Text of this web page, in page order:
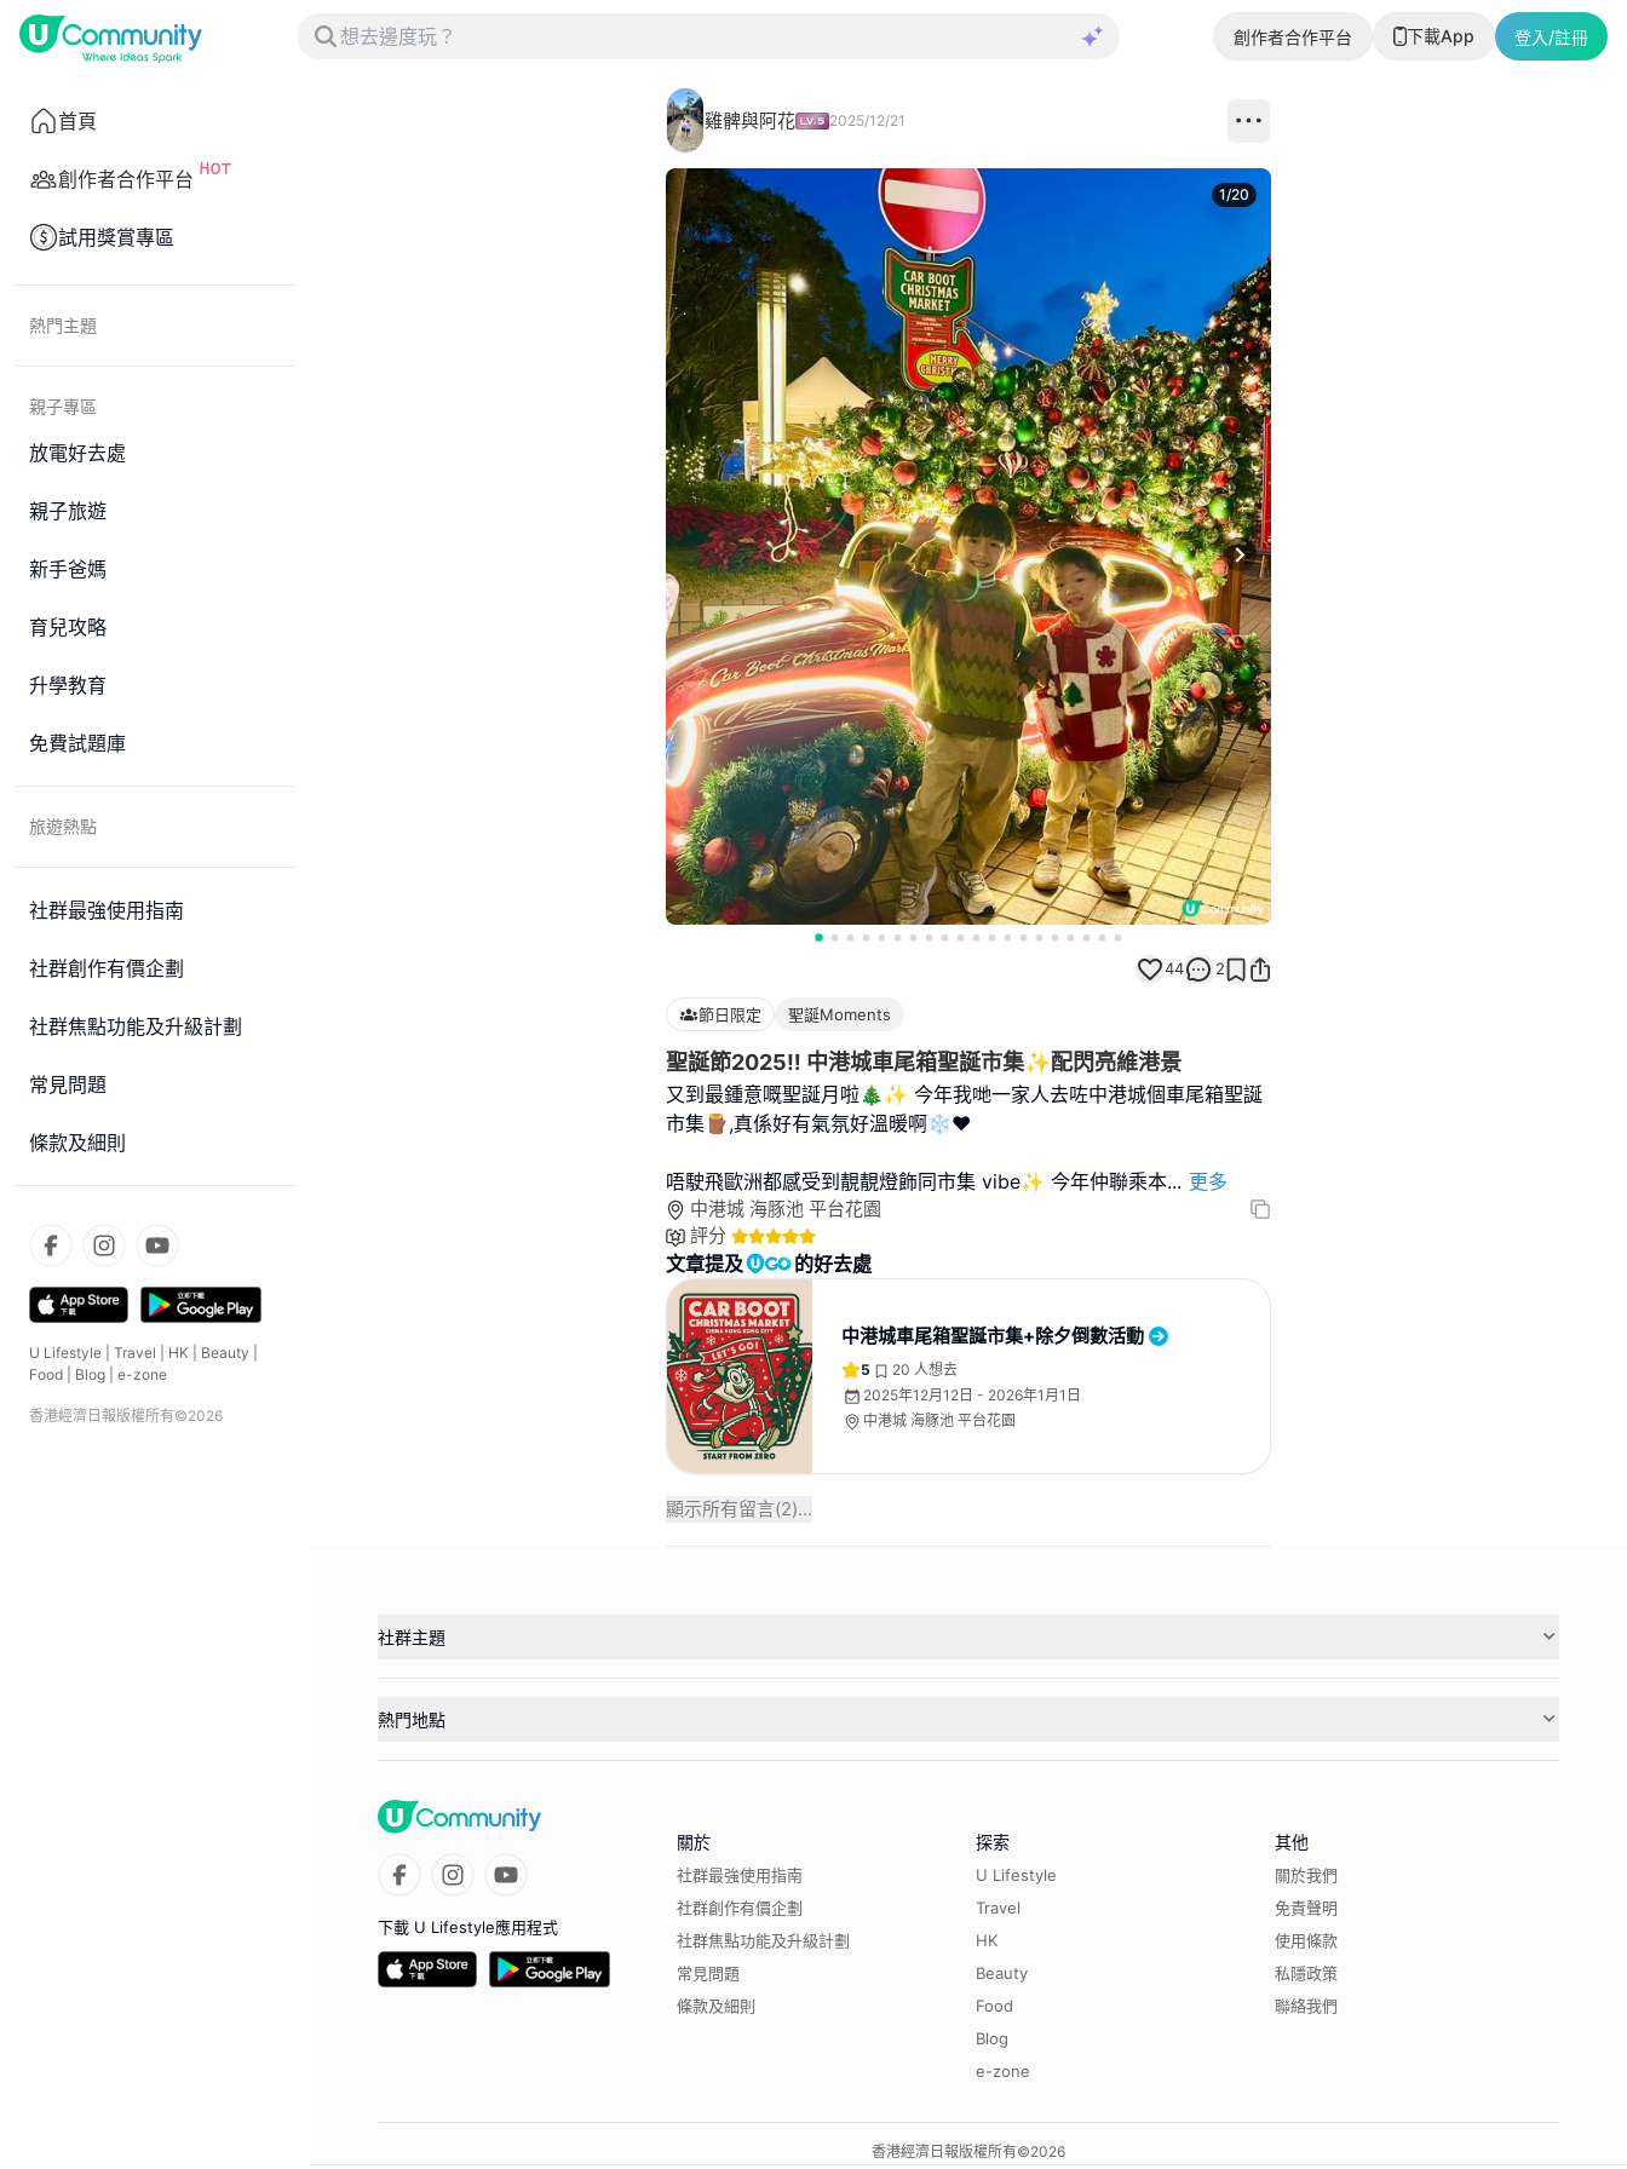
創作者合作平台 下載App 登入/註冊
首頁
創作者合作平台
試用獎賞專區
熱門主題
親子專區
放電好去處
親子旅遊
新手爸媽
育兒攻略
升學教育
免費試題庫
旅遊熱點
社群最強使用指南
社群創作有價企劃
社群焦點功能及升級計劃
常見問題
條款及細則
U Lifestyle Travel HK Beauty
Food
Blog e-zone
香港經濟日報版權所有©2026
雞髀與阿花 2025/12/21
Next slide
1/20
44 2
節日限定 聖誕Moments
聖誕節2025‼️ 中港城車尾箱聖誕市集✨配閃亮維港景
又到最鍾意嘅聖誕月啦🎄✨ 今年我哋一家人去咗中港城個車尾箱聖誕
市集🪵,真係好有氣氛好溫暖啊❄️❤️
唔駛飛歐洲都感受到靚靚燈飾同市集 vibe✨ 今年仲聯乘本... 更多
中港城 海豚池 平台花園
評分
文章提及 的好去處
中港城車尾箱聖誕市集+除夕倒數活動
5 20 人想去
2025年12月12日 - 2026年1月1日
中港城 海豚池 平台花園
顯示所有留言(2)...
社群主題
熱門地點
下載 U Lifestyle應用程式
關於
社群最強使用指南
社群創作有價企劃
社群焦點功能及升級計劃
常見問題
條款及細則
探索
U Lifestyle
Travel
HK
Beauty
Food
Blog
e-zone
其他
關於我們
免責聲明
使用條款
私隱政策
聯絡我們
香港經濟日報版權所有©2026